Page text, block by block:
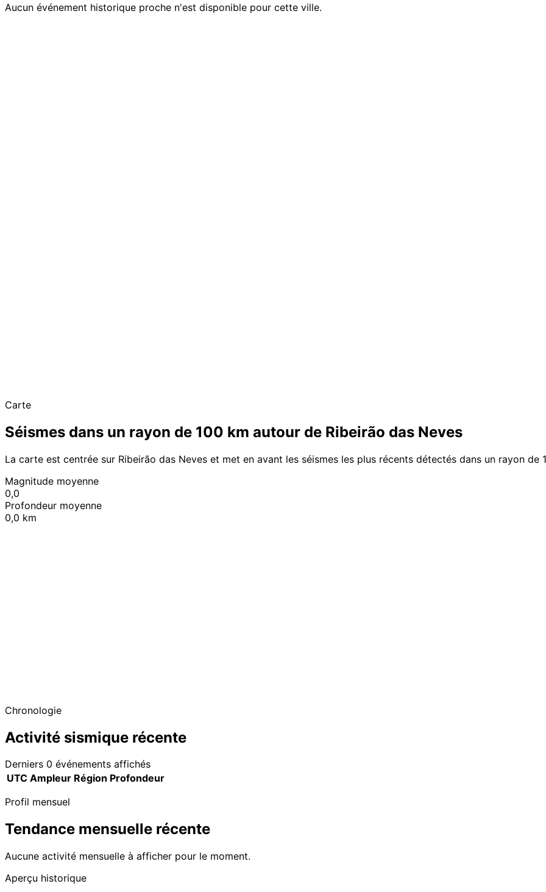
Aucun événement historique proche n'est disponible pour cette ville.
Carte
Séismes dans un rayon de 100 km autour de Ribeirão das Neves
La carte est centrée sur Ribeirão das Neves et met en avant les séismes les plus récents détectés dans un rayon de
Magnitude moyenne
0,0
Profondeur moyenne
0,0 km
Chronologie
Activité sismique récente
Derniers 0 événements affichés
UTC Ampleur Région Profondeur
Profil mensuel
Tendance mensuelle récente
Aucune activité mensuelle à afficher pour le moment.
Aperçu historique